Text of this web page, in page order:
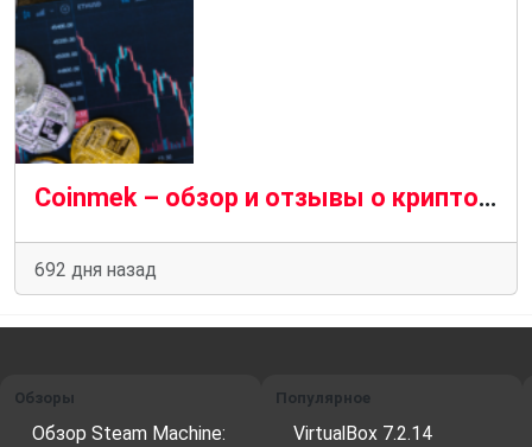
Coinmek – обзор и отзывы о криптобирже
692 дня назад
Обзоры
Обзор Steam Machine:
Популярное
VirtualBox 7.2.14